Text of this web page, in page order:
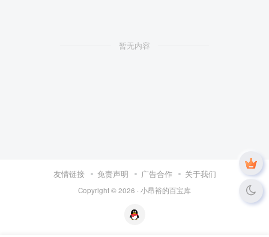
暂无内容
友情链接 免责声明 广告合作 关于我们
Copyright © 2026 · 小昂裕的百宝库